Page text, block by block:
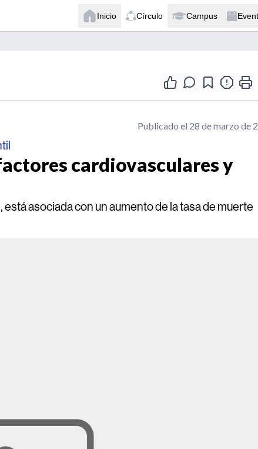
Inicio Círculo Campus
Publicado el 28 de marzo de
cardiovasculares y
asociada con un aumento de la tasa de muerte